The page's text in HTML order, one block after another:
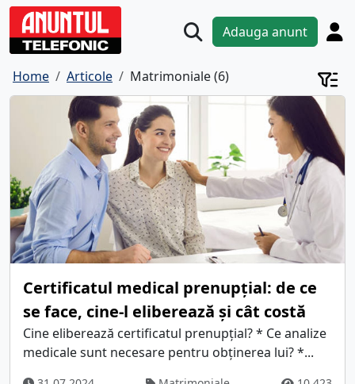
Adauga anunt
Home Articole Matrimoniale (6)
Certificatul medical prenupțial: de ce
se face, cine-l eliberează și cât costă
Cine eliberează certificatul prenupțial? * Ce analize
medicale sunt necesare pentru obținerea lui? *...